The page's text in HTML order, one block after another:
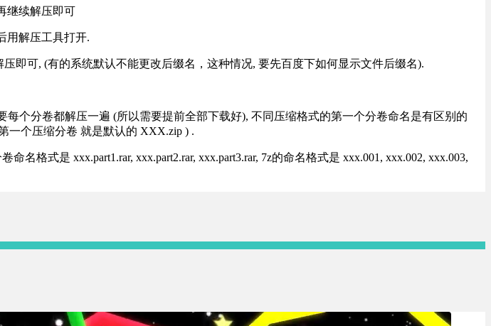
继续解压即可
用解压工具打开.
即可, (有的系统默认不能更改后缀名，这种情况, 要先百度下如何显示文件后缀名).
个分卷都解压一遍 (所以需要提前全部下载好), 不同压缩格式的第一个分卷命名是有区别的
一个压缩分卷 就是默认的 XXX.zip ) .
格式是 xxx.part1.rar, xxx.part2.rar, xxx.part3.rar, 7z的命名格式是 xxx.001, xxx.002, xxx.003,